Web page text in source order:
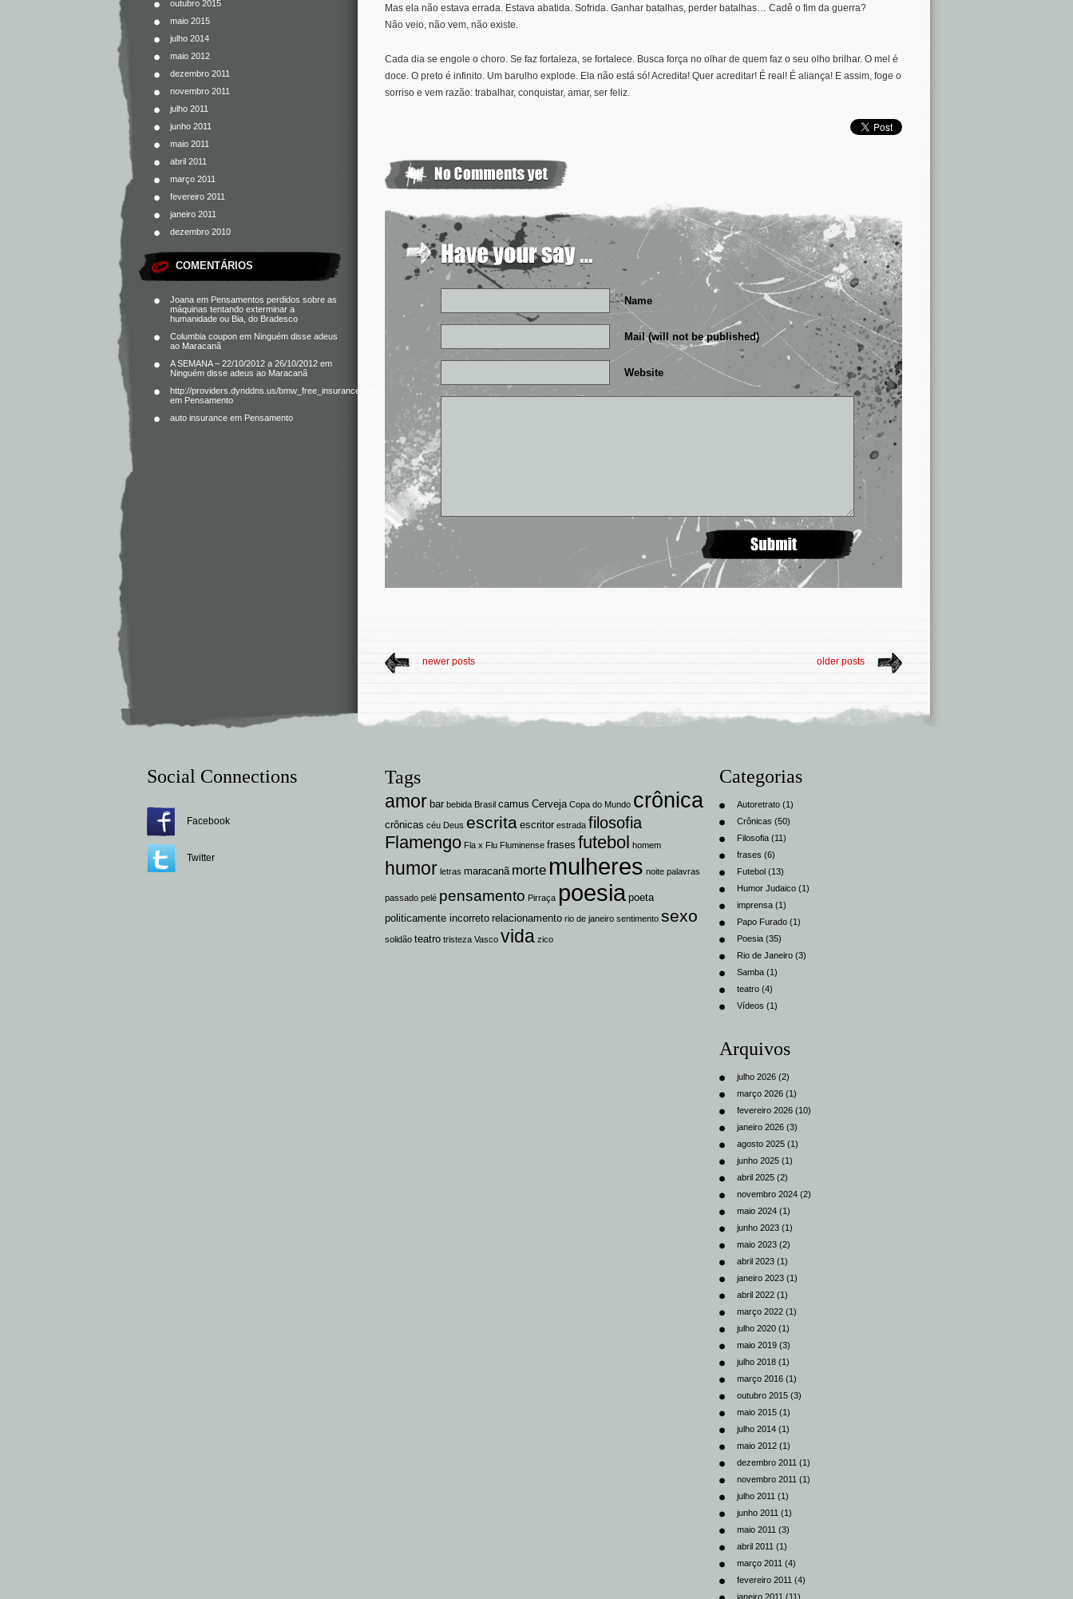
outubro 2015
maio 2015
julho 2014
maio 2012
dezembro 2011
novembro 2011
julho 2011
junho 2011
maio 2011
abril 2011
março 2011
fevereiro 2011
janeiro 2011
dezembro 2010
COMENTÁRIOS
Joana em Pensamentos perdidos sobre as
máquinas tentando exterminar a
humanidade ou Bia, do Bradesco
Columbia coupon em Ninguém disse adeus
ao Maracanã
A SEMANA – 22/10/2012 a 26/10/2012 em
Ninguém disse adeus ao Maracanã
http://providers.dynddns.us/bmw_free_insurance.xml
em Pensamento
auto insurance em Pensamento
Mas ela não estava errada. Estava abatida. Sofrida. Ganhar batalhas, perder batalhas… Cadê o fim da guerra?
Não veio, não vem, não existe.
Cada dia se engole o choro. Se faz fortaleza, se fortalece. Busca força no olhar de quem faz o seu olho brilhar. O mel é
doce. O preto é infinito. Um barulho explode. Ela não está só! Acredita! Quer acreditar! É real! É aliança! E assim, foge o
sorriso e vem razão: trabalhar, conquistar, amar, ser feliz.
Name
Mail (will not be published)
Website
newer posts older posts
Social Connections
Facebook
Twitter
Tags
amor bar bebida Brasil camus Cerveja Copa do Mundo crônica
crônicas céu Deus escrita escritor estrada filosofia
Flamengo Fla x Flu Fluminense frases futebol homem
humor letras maracanã morte mulheres noite palavras
passado pelé pensamento Pirraça poesia poeta
politicamente incorreto relacionamento rio de janeiro sentimento sexo
solidão teatro tristeza Vasco vida zico
Categorias
Autoretrato (1)
Crônicas (50)
Filosofia (11)
frases (6)
Futebol (13)
Humor Judaico (1)
imprensa (1)
Papo Furado (1)
Poesia (35)
Rio de Janeiro (3)
Samba (1)
teatro (4)
Vídeos (1)
Arquivos
julho 2026 (2)
março 2026 (1)
fevereiro 2026 (10)
janeiro 2026 (3)
agosto 2025 (1)
junho 2025 (1)
abril 2025 (2)
novembro 2024 (2)
maio 2024 (1)
junho 2023 (1)
maio 2023 (2)
abril 2023 (1)
janeiro 2023 (1)
abril 2022 (1)
março 2022 (1)
julho 2020 (1)
maio 2019 (3)
julho 2018 (1)
março 2016 (1)
outubro 2015 (3)
maio 2015 (1)
julho 2014 (1)
maio 2012 (1)
dezembro 2011 (1)
novembro 2011 (1)
julho 2011 (1)
junho 2011 (1)
maio 2011 (3)
abril 2011 (1)
março 2011 (4)
fevereiro 2011 (4)
janeiro 2011 (11)